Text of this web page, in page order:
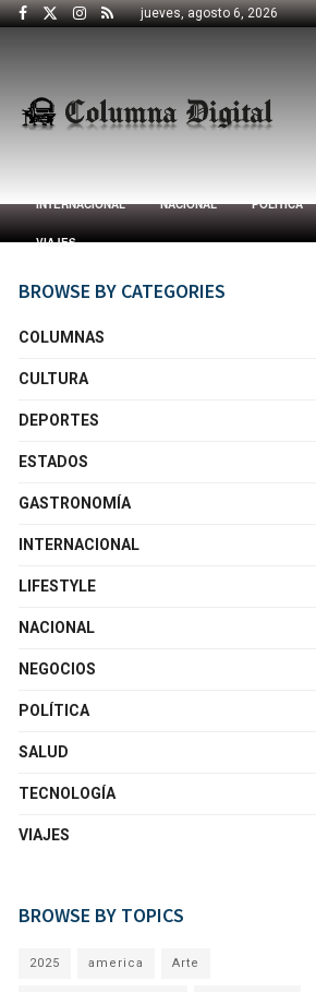
jueves, agosto 6, 2026
INTERNACIONAL NACIONAL POLÍTICA
VIAJES
BROWSE BY CATEGORIES
COLUMNAS
CULTURA
DEPORTES
ESTADOS
GASTRONOMÍA
INTERNACIONAL
LIFESTYLE
NACIONAL
NEGOCIOS
POLÍTICA
SALUD
TECNOLOGÍA
VIAJES
BROWSE BY TOPICS
2025 america Arte